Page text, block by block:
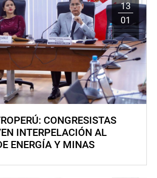
13
01
CONGRESISTAS
INTERPELACIÓN AL
ENERGÍA Y MINAS